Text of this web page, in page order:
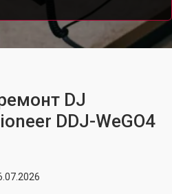
DJ
DDJ-WeGO4